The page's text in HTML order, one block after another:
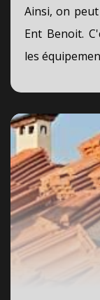
Ainsi, on
Ent Benoit.
les